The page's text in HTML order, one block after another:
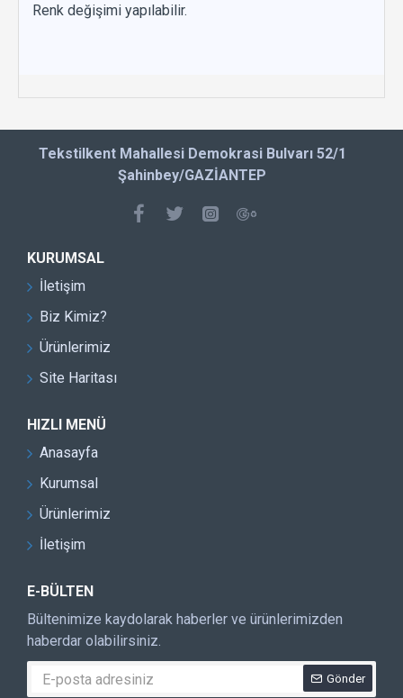
Renk değişimi yapılabilir.
Tekstilkent Mahallesi Demokrasi Bulvarı 52/1
Şahinbey/GAZİANTEP
KURUMSAL
İletişim
Biz Kimiz?
Ürünlerimiz
Site Haritası
HIZLI MENÜ
Anasayfa
Kurumsal
Ürünlerimiz
İletişim
E-BÜLTEN
Bültenimize kaydolarak haberler ve ürünlerimizden
haberdar olabilirsiniz.
Gönder